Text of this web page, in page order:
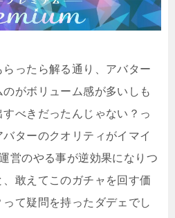
ったら解る通り、アバター
がボリューム感が多いしも
べきだったんじゃない？っ
ターのクオリティがイマイ
営のやる事が逆効果になりつ
敢えてこのガチャを回す価
て疑問を持ったダデェでし